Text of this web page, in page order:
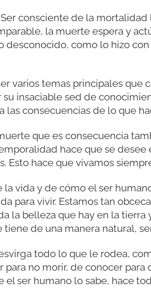
consciente de la
la muerte espera y
desconocido, como lo hizo
varios temas principales que
insaciable sed de
las consecuencias de lo que
que es consecuencia
hace que se
Esto hace que vivamos
vida y de cómo el ser
para vivir. Estamos tan
la belleza que hay en la
de una manera natural,
todo lo que le rodea,
no morir, de conocer
el ser humano lo sabe, hace